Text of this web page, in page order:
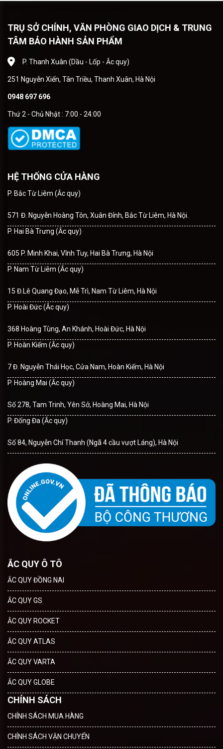
TRỤ SỞ CHÍNH, VĂN PHÒNG GIAO DỊCH & TRUNG
TÂM BẢO HÀNH SẢN PHẨM
P. Thanh Xuân (Dầu - Lốp - Ắc quy)
251 Nguyễn Xiển, Tân Triều, Thanh Xuân, Hà Nội
0948 697 696
Thứ 2 - Chủ Nhật : 7:00 - 24:00
HỆ THỐNG CỬA HÀNG
P. Bắc Từ Liêm (Ắc quy)
571 Đ. Nguyễn Hoàng Tôn, Xuân Đỉnh, Bắc Từ Liêm, Hà Nội.
P. Hai Bà Trưng (Ắc quy)
605 P. Minh Khai, Vĩnh Tuy, Hai Bà Trưng, Hà Nội
P. Nam Từ Liêm (Ắc quy)
15 Đ.Lê Quang Đạo, Mễ Trì, Nam Từ Liêm, Hà Nội
P. Hoài Đức (Ắc quy)
368 Hoàng Tùng, An Khánh, Hoài Đức, Hà Nội
P. Hoàn Kiếm (Ắc quy)
7 Đ. Nguyễn Thái Học, Cửa Nam, Hoàn Kiếm, Hà Nội
P. Hoàng Mai (Ắc quy)
Số 278, Tam Trinh, Yên Sở, Hoàng Mai, Hà Nội
P. Đống Đa (Ắc quy)
Số 84, Nguyễn Chí Thanh (Ngã 4 cầu vượt Láng), Hà Nội
ẮC QUY Ô TÔ
ẮC QUY ĐỒNG NAI
ẮC QUY GS
ẮC QUY ROCKET
ẮC QUY ATLAS
ẮC QUY VARTA
ẮC QUY GLOBE
CHÍNH SÁCH
CHÍNH SÁCH MUA HÀNG
CHÍNH SÁCH VẬN CHUYỂN